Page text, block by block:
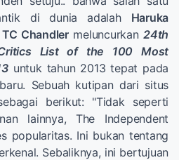
di dunia adalah Haruka
TC Chandlermeluncurkan 24th
List of the 100 Most
untuk tahun 2013 tepat pada
Sebuah kutipan dari situs
berikut: "Tidak seperti
lainnya, The Independent
popularitas. Ini bukan tentang
Sebaliknya, ini bertujuan